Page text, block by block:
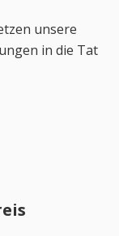
unsere
in die Tat